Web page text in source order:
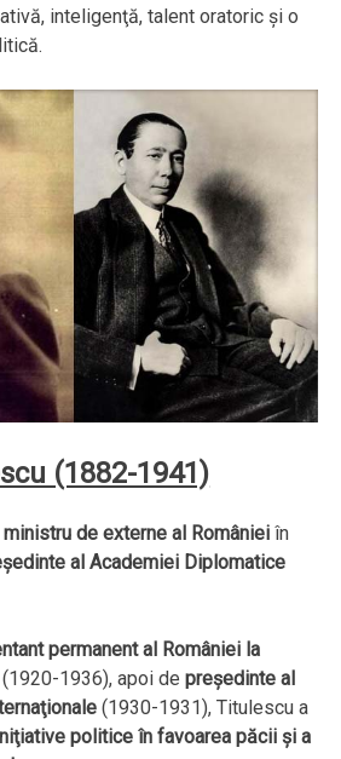
inteligenţă, talent oratoric şi o
(1882-1941)
ministru de externe al României în
al Academiei Diplomatice
permanent al României la
1936), apoi depreşedinte al
(1930-1931), Titulescu a
politice în favoarea păcii şi a